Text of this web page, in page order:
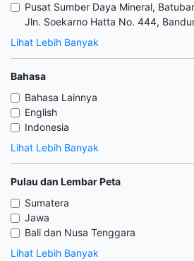
Pusat Sumber Daya Mineral,
Jln. Soekarno Hatta No. 444,
Lihat Lebih Banyak
Bahasa
Bahasa Lainnya
English
Indonesia
Lihat Lebih Banyak
Pulau dan Lembar Peta
Sumatera
Jawa
Bali dan Nusa Tenggara
Lihat Lebih Banyak